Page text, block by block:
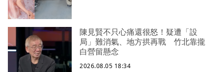
陳見賢不只心痛還很怒！疑遭「設
局」難消氣、地方拱再戰 竹北靠攏
白營留懸念
2026.08.05 18:34